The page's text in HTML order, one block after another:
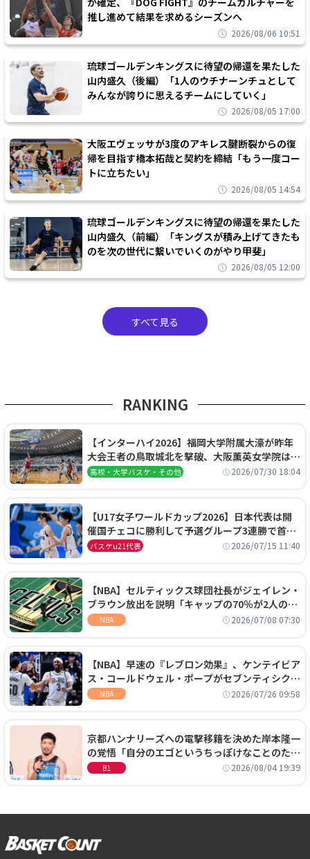
推し進めて結果を求めるシーズンへ
2026/08/06 10:51
琉球ゴールデンキングスに待望の帰還を果たした
山内盛久（後編）「1人のウチナーンチュとして
みんなが誇りに思えるチームにしていく」
2026/08/05 17:00
大阪エヴェッサが3度のアキレス腱断裂からの復
帰を目指す橋本拓哉と契約を締結「もう一度コー
トに立ちたい」
2026/08/05 14:54
琉球ゴールデンキングスに待望の帰還を果たした
山内盛久（前編）「キングスが積み上げてきたも
のを次の世代に繋いでいくのがやり甲斐」
2026/08/05 12:00
すべて見る
RANKING
【インターハイ2026】福岡大学附属大濠が昨年
大会王者の鳥取城北を撃破、大阪薫英女学院は岐
阜女子に完勝、大会3日目試合結果
高校・大学バスケ・その他 2026/07/30 18:04
【U17女子ワールドカップ2026】日本代表は開
催国チェコに勝利して予選グループ3連勝で首位
通過！準々決勝の相手はエジプトに決定
バスケu21代表 2026/07/15 11:40
【NBA】セルティックス球団社長がジェイレン・
ブラウン放出を説明「キャップの70％が2人の選
手に集中するチームでは勝てない」
NBA 2026/07/08 07:30
【NBA】早速の『レブロン効果』、ケンテイビア
ス・コールドウェル・ポープがセブンティシクサ
ーズに1年契約で加入
NBA 2026/07/26 09:58
京都ハンナリーズへの電撃移籍を決めた岸本隆一
の覚悟「自分のエゴというちっぽけなことのため
に、京都に来たわけではない」
B1 2026/08/04 19:39